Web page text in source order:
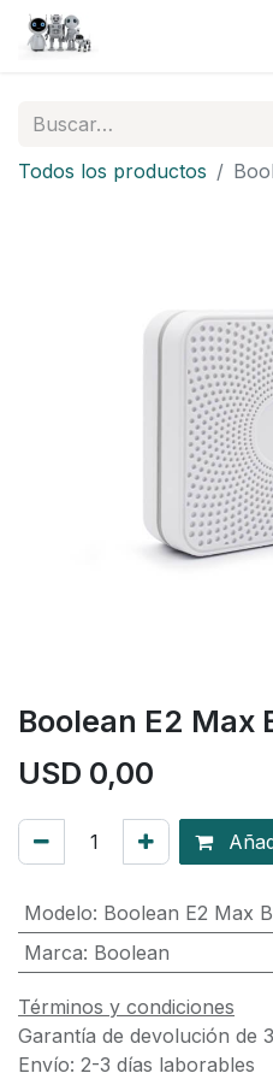
Todos los productos
Boolean E2 Max
USD 0,00
Modelo: Boolean E2 Max
Marca: Boolean
Términos y condiciones
Garantía de devolución de
Envío: 2-3 días laborables